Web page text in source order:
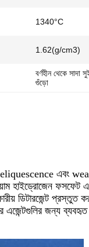
1340°C
1.62(g/cm3)
বর্ণহীন থেকে
গুঁড়ো
এবং
হাইড্রোজেন ফসফেট
ডিটারজেন্ট
এজেন্টগুলির জন্য